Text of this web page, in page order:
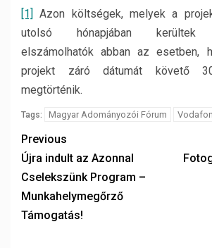
[1] Azon költségek, melyek a
utolsó hónapjában kerültek
elszámolhatók abban az esetben,
projekt záró dátumát követő
megtörténik.
Tags: Magyar Adományozói Fórum
Previous
Újra indult az Azonnal
Cselekszünk Program –
Munkahelymegőrző
Támogatás!